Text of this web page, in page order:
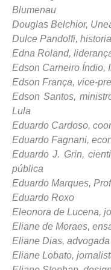
Blumenau
Douglas Belchior,
Dulce Pandolfi,
Edna Roland,
Edson Carneiro Índio,
Edson França, vice-
Edson Santos,
Lula
Eduardo Cardoso,
Eduardo Fagnani,
Eduardo J. Grin,
pública
Eduardo Marques,
Eduardo Roxo
Eleonora de Lucena,
Eliane de Moraes,
Eliane Dias, advogada
Eliane Lobato,